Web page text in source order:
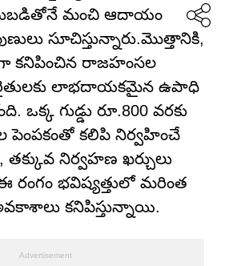
మంచి ఆదాయం
సూచిస్తున్నారు.మొత్తానికి,
కనిపించిన రాజహంసల
రైతులకు లాభదాయకమైన ఉపాధి
ఒక్క గుడ్డు రూ.800 వరకు
పెంపకంతో కలిపి నిర్వహించే
నిర్వహణ ఖర్చులు
భవిష్యత్తులో మరింత
కనిపిస్తున్నాయి.